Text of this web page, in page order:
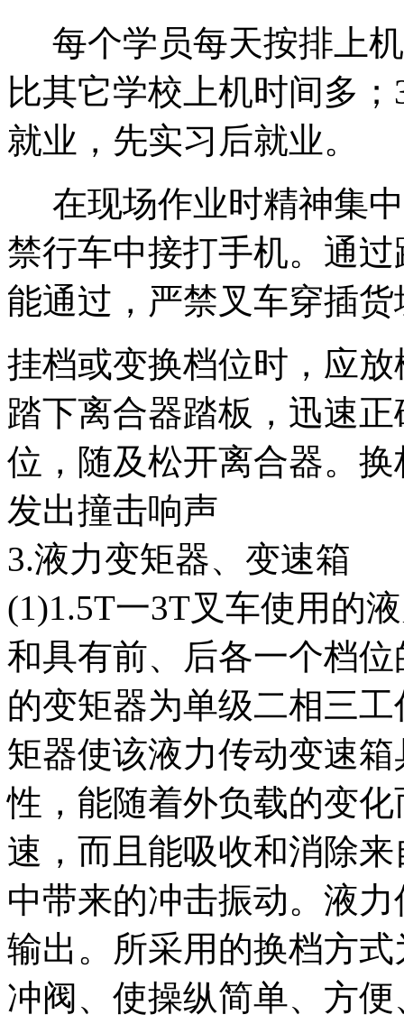
每个学员每天按排上机
比其它学校上机时间多
就业，先实习后就业。
在现场作业时精神集
禁行车中接打手机。通
能通过，严禁叉车穿插
挂档或变换档位时，应
踏下离合器踏板，迅速
位，随及松开离合器。
发出撞击响声
3.液力变矩器、变速箱
(1)1.5T一3T叉车使用的
和具有前、后各一个档
的变矩器为单级二相三
矩器使该液力传动变速
性，能随着外负载的变
速，而且能吸收和消除
中带来的冲击振动。液
输出。所采用的换档方
冲阀、使操纵简单、方